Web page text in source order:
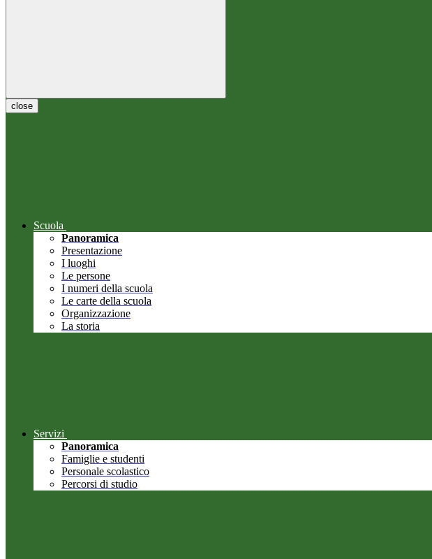
close
Scuola
Panoramica
Presentazione
I luoghi
Le persone
I numeri della scuola
Le carte della scuola
Organizzazione
La storia
Servizi
Panoramica
Famiglie e studenti
Personale scolastico
Percorsi di studio